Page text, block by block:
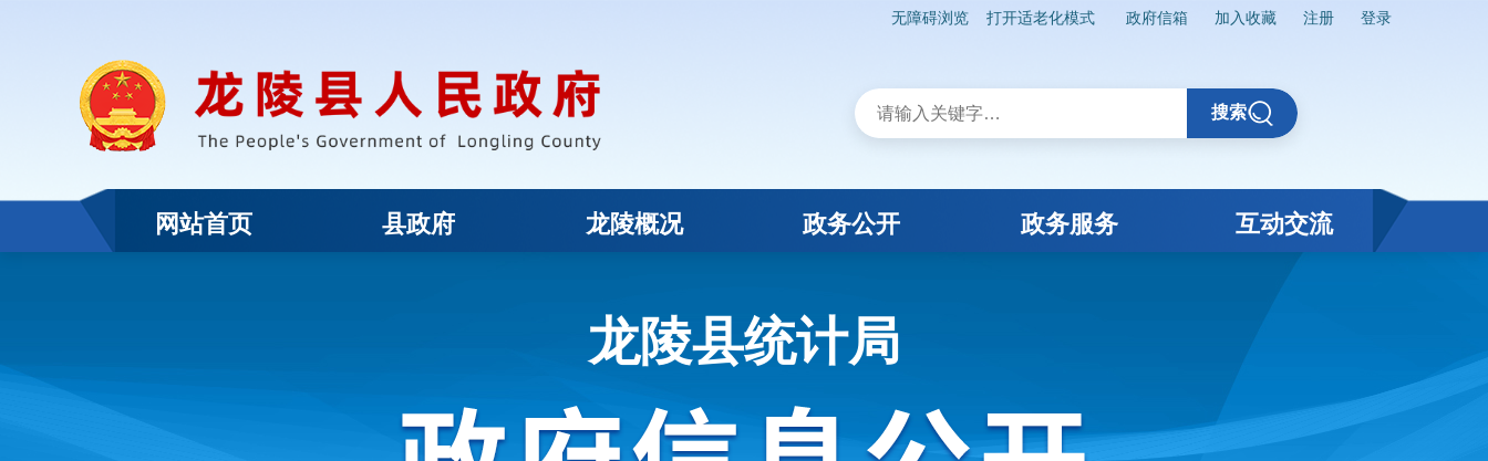
无障碍浏览 打开适老化模式 政府信箱 加入收藏 注册 登录
搜索
网站首页 县政府 龙陵概况 政务公开 政务服务 互动交流
龙陵县统计局